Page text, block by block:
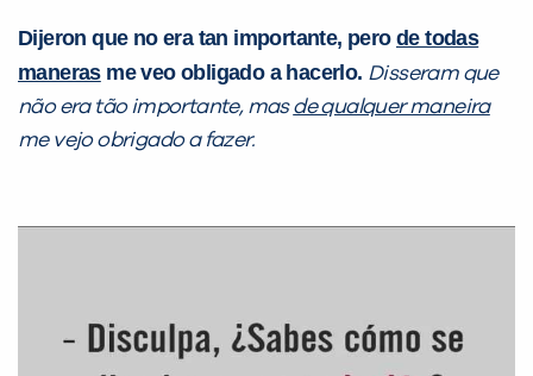
Dijeron que no era tan importante, pero de todas
manerasme veo obligado a hacerlo. Disseram que
não era tão importante, masde qualquer maneira
me vejo obrigado a fazer.